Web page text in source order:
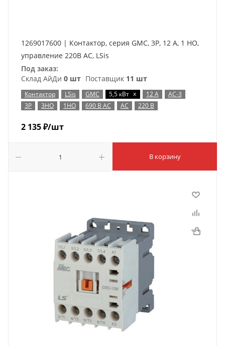
1269017600 | Контактор, серия GMC, 3P, 12 А, 1 НО,
управление 220В AC, LSis
Под заказ:
Склад АйДи 0 шт Поставщик 11 шт
Контактор LSis GMC 5,5 кВт x 12 А
AC-3
3P
3НО 1НО 690 В AC AC 220 В
2 135₽/шт
В корзину